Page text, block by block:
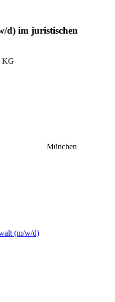
d) im juristischen
KG
München
(m/w/d)